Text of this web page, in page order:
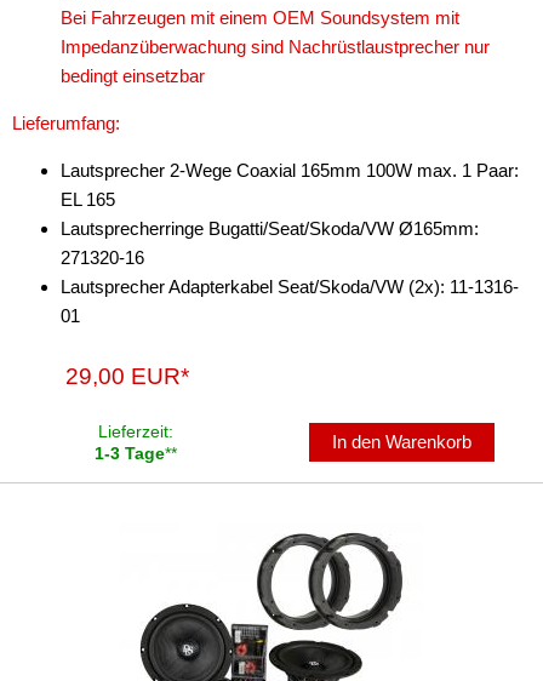
Stinger
KfZ-spezifisch
für Audi
für BMW
für Bugatti
für Citroen
für Dacia
für Fiat
für Harley-Davidson
Bei Fahrzeugen mit einem OEM Soundsystem mit
Impedanzüberwachung sind Nachrüstlaustprecher nur
bedingt einsetzbar
Lieferumfang:
Lautsprecher 2-Wege Coaxial 165mm 100W max. 1 Paar:
EL 165
Lautsprecherringe Bugatti/Seat/Skoda/VW Ø165mm:
271320-16
Lautsprecher Adapterkabel Seat/Skoda/VW (2x): 11-1316-
01
29,00 EUR*
Lieferzeit:
1-3 Tage**
In den Warenkorb